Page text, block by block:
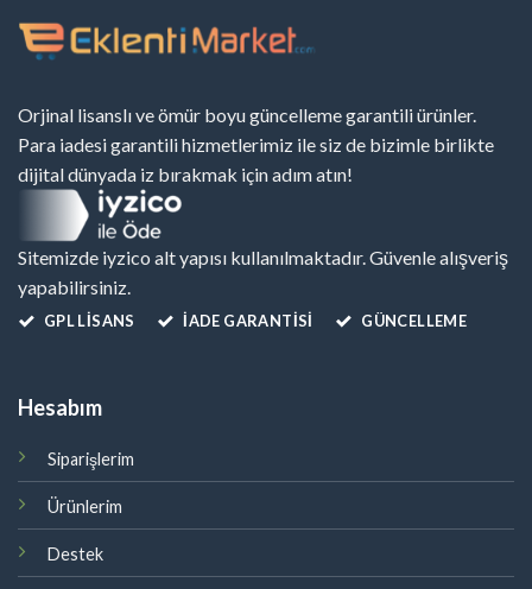
Orjinal lisanslı ve ömür boyu güncelleme garantili ürünler.
Para iadesi garantili hizmetlerimiz ile siz de bizimle birlikte
dijital dünyada iz bırakmak için adım atın!
Sitemizde iyzico alt yapısı kullanılmaktadır. Güvenle alışveriş
yapabilirsiniz.
GPL LISANS İADE GARANTİSİ GÜNCELLEME
Hesabım
Siparişlerim
Ürünlerim
Destek